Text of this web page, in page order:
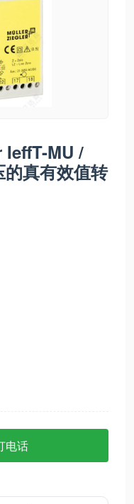
MU /
真有效值转
电话